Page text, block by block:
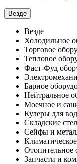
Везде
Везде
Холодильное
Торговое
Тепловое
Фаст-Фуд
Барное
Нейтральное
Моечное и
Кулеры для
Складские
Сейфы и
Отопительное
Запчасти и